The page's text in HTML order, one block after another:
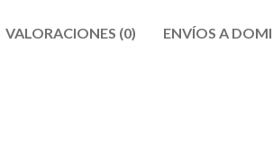
VALORACIONES (0) ENVÍOS A